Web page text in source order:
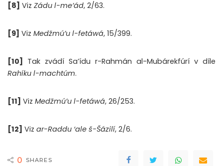
[8] Viz Zádu l-me’ád, 2/63.
[9] Viz Medžmú’u l-fetáwá, 15/399.
[10]
Tak zvádí Sa’ídu r-Rahmán al-Mubárekfúrí v díle
Rahíku l-machtúm.
[11] Viz Medžmú’u l-fetáwá, 26/253.
[12] Viz ar-Raddu ‘ale š-Šázilí, 2/6.
0 SHARES